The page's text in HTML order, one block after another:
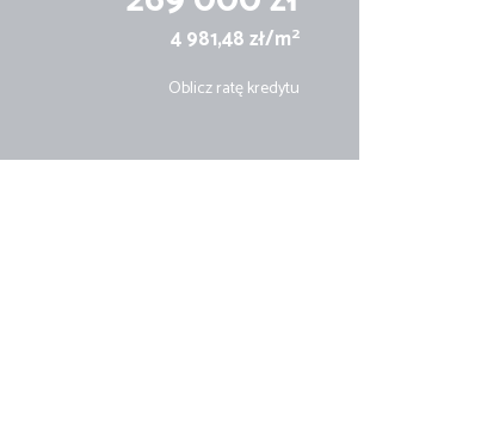
4 981,48 zł/m2
Oblicz ratę kredytu